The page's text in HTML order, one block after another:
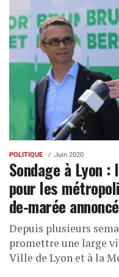
POLITIQUE Juin 2020
Sondage à Lyon
pour les
de-marée annoncé
Depuis plusieurs
promettre une large
Ville de Lyon et à la